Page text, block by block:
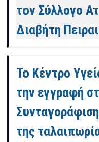
τον Σύλλογο
Διαβήτη
Το Κέντρο
την εγγραφή
της